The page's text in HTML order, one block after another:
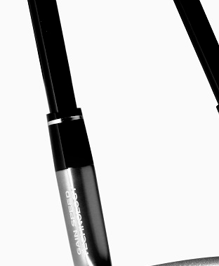
DRIVERS
FAIRWAY WOODS フェアウェイウッド
HYBRIDS
IRONS アイアン
WEDGES ウェッジ
PUTTERS パター
OTHER その他
Editor’s Picks
Our Team 私たちのチーム